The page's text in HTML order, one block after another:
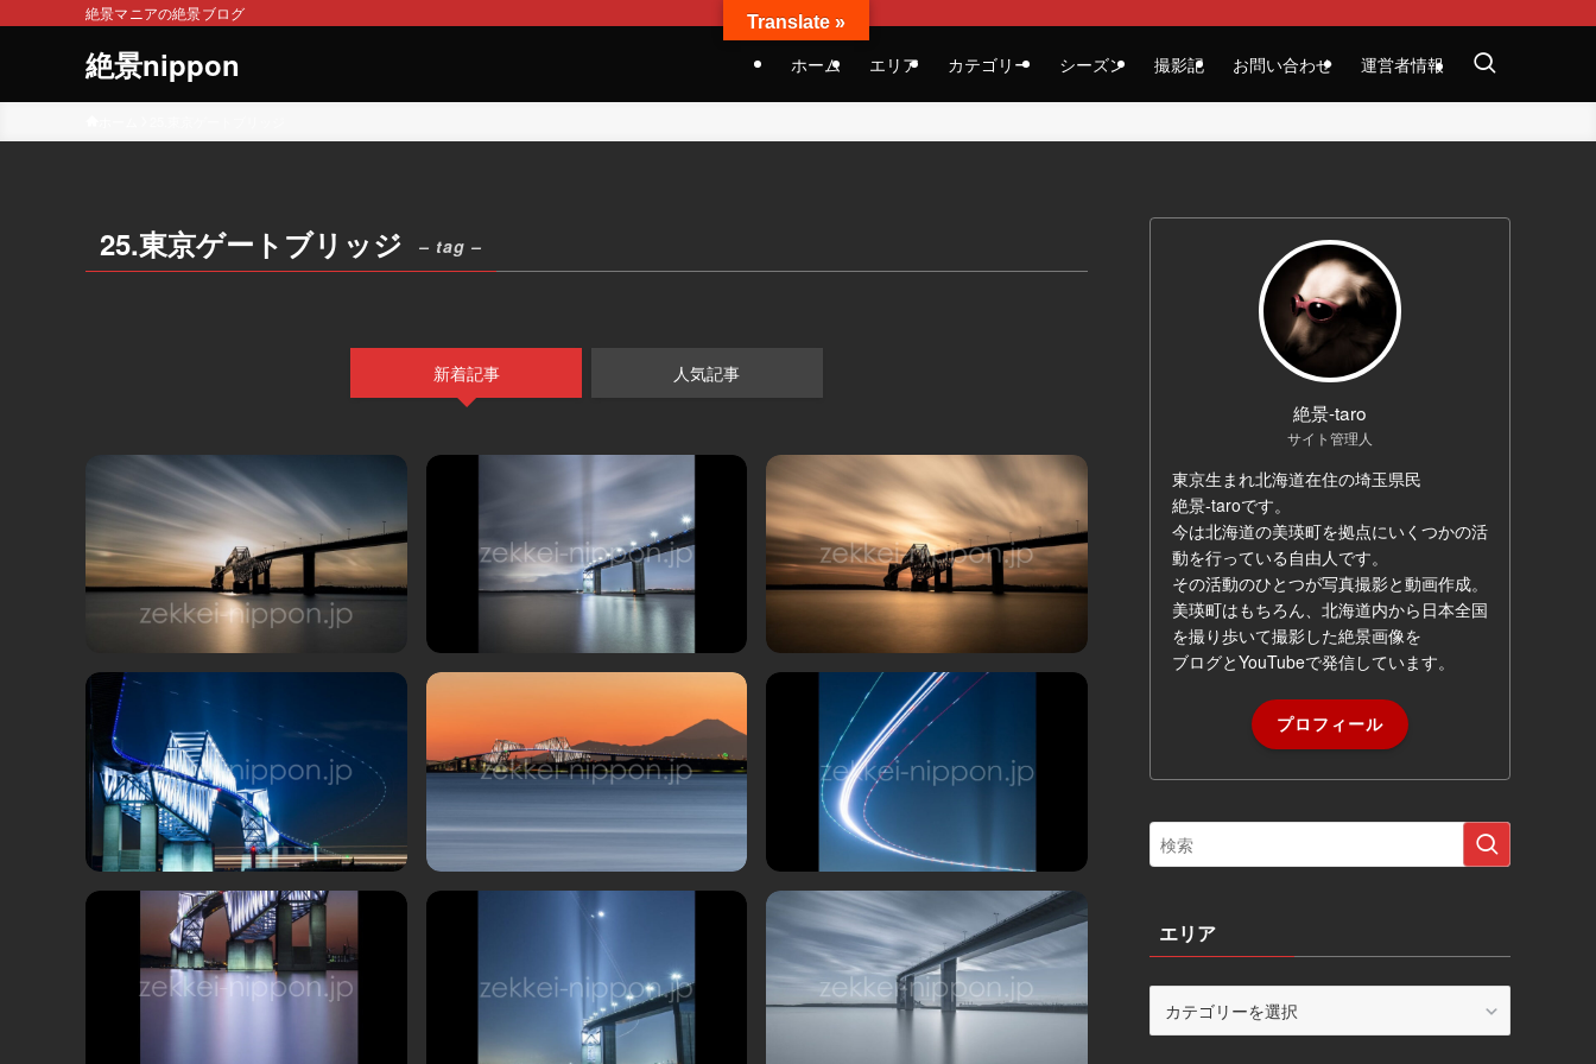
絶景マニアの絶景ブログ
絶景nippon ホーム エリア カテゴリー シーズン 撮影記 お問い合わせ 運営者情報
25.東京ゲートブリッジ – tag –
新着記事 人気記事
絶景-taro
サイト管理人
東京生まれ北海道在住の埼玉県民
絶景-taroです。
今は北海道の美瑛町を拠点にいくつかの活
動を行っている自由人です。
その活動のひとつが写真撮影と動画作成。
美瑛町はもちろん、北海道内から日本全国
を撮り歩いて撮影した絶景画像を
ブログとYouTubeで発信しています。
プロフィール
エリア
Translate »